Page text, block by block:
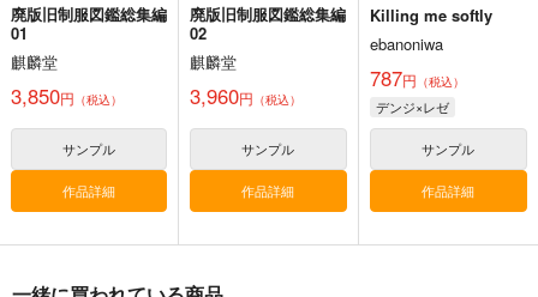
廃版旧制服図鑑総集編
01
麒麟堂
3,850円 （税込）
サンプル
作品詳細
廃版旧制服図鑑総集編
02
麒麟堂
3,960円 （税込）
サンプル
作品詳細
Killing me softly
ebanoniwa
787円 （税込）
デンジ×レゼ
サンプル
作品詳細